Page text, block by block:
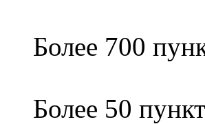
Более 700
Более 50